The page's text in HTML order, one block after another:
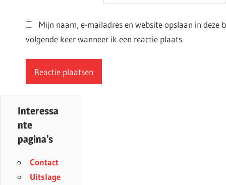
Mijn naam, e-mailadres en website opslaan in deze
volgende keer wanneer ik een reactie plaats.
Interessa
nte
pagina’s
Contact
Uitslage